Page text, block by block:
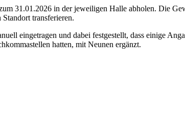
31.01.2026 in der jeweiligen Halle abholen. Die
transferieren.
eingetragen und dabei festgestellt, dass einige
hatten, mit Neunen ergänzt.